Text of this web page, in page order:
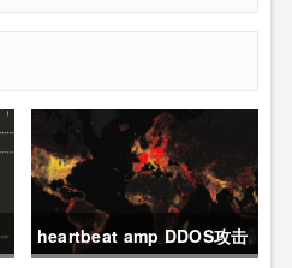
heartbeat amp DDOS攻击